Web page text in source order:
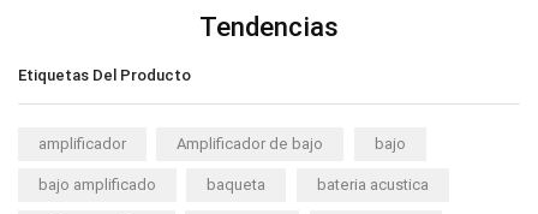
Tendencias
Etiquetas Del Producto
amplificador Amplificador de bajo bajo
bajo amplificado baqueta bateria acustica